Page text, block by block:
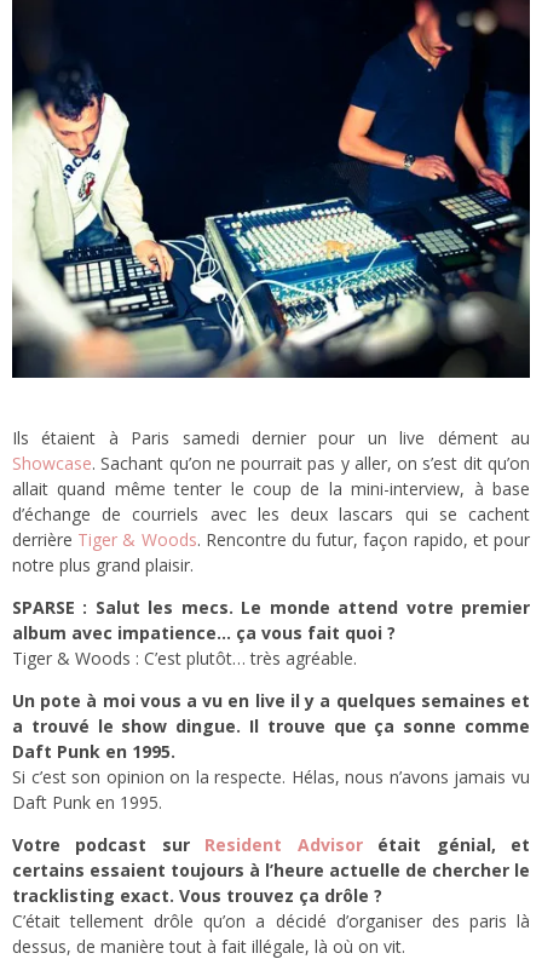
Ils étaient à Paris samedi dernier pour un live dément au
Showcase. Sachant qu’on ne pourrait pas y aller, on s’est dit qu’on
allait quand même tenter le coup de la mini-interview, à base
d’échange de courriels avec les deux lascars qui se cachent
derrière Tiger & Woods. Rencontre du futur, façon rapido, et pour
notre plus grand plaisir.
SPARSE : Salut les mecs. Le monde attend votre premier
album avec impatience… ça vous fait quoi ?
Tiger & Woods : C’est plutôt… très agréable.
Un pote à moi vous a vu en live il y a quelques semaines et
a trouvé le show dingue. Il trouve que ça sonne comme
Daft Punk en 1995.
Si c’est son opinion on la respecte. Hélas, nous n’avons jamais vu
Daft Punk en 1995.
Votre podcast sur Resident Advisorétait génial, et
certains essaient toujours à l’heure actuelle de chercher le
tracklisting exact. Vous trouvez ça drôle ?
C’était tellement drôle qu’on a décidé d’organiser des paris là
dessus, de manière tout à fait illégale, là où on vit.